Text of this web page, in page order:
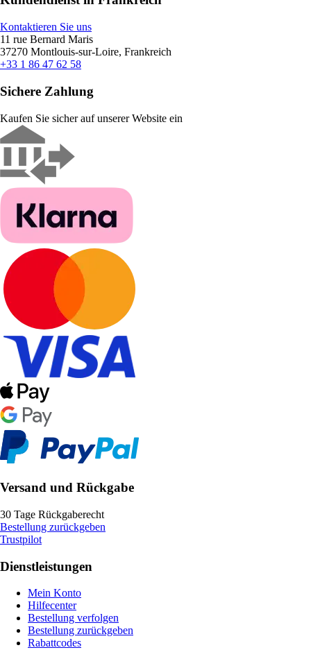
Kontaktieren Sie uns
11 rue Bernard Maris
37270 Montlouis-sur-Loire, Frankreich
+33 1 86 47 62 58
Sichere Zahlung
Kaufen Sie sicher auf unserer Website ein
Versand und Rückgabe
30 Tage Rückgaberecht
Bestellung zurückgeben
Trustpilot
Dienstleistungen
Mein Konto
Hilfecenter
Bestellung verfolgen
Bestellung zurückgeben
Rabattcodes